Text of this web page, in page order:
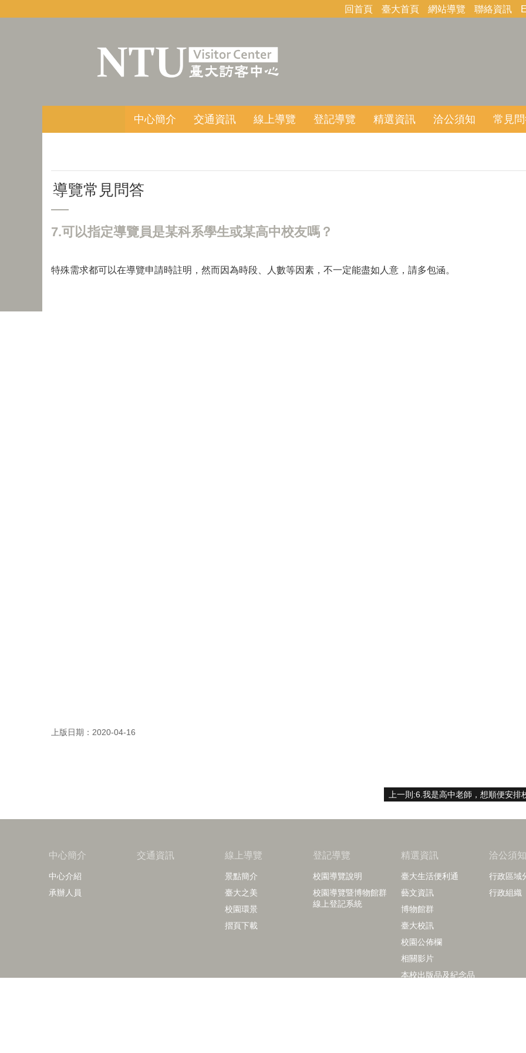
回首頁 臺大首頁 網站導覽 聯絡資訊
中心簡介 交通資訊 線上導覽 登記導覽 精選資訊 洽公須知 常見
導覽常見問答
7.可以指定導覽員是某科系學生或某高中校友嗎？
特殊需求都可以在導覽申請時註明，然而因為時段、人數等因素，不一定能盡如人意，請多包涵。
上版日期：2020-04-16
中心簡介
中心介紹
承辦人員
交通資訊 線上導覽
景點簡介
臺大之美
校園環景
摺頁下載
登記導覽
校園導覽說明
校園導覽暨博物館群
線上登記系統
精選資訊
臺大生活便利通
藝文資訊
博物館群
臺大校訊
校園公佈欄
相關影片
本校出版品及紀念品
洽公須知
行政區域
行政組織